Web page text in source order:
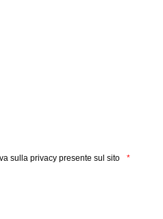
sulla privacy presente sul sito